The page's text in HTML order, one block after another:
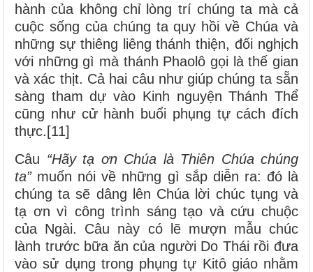
hành của không chỉ lòng trí chúng ta mà cả
cuộc sống của chúng ta quy hồi về Chúa và
những sự thiêng liêng thánh thiện, đối nghịch
với những gì mà thánh Phaolô gọi là thế gian
và xác thịt. Cả hai câu như giúp chúng ta sẵn
sàng tham dự vào Kinh nguyện Thánh Thể
cũng như cử hành buổi phụng tự cách đích
thực.[11]
Câu “Hãy tạ ơn Chúa là Thiên Chúa chúng
ta”muốn nói về những gì sắp diễn ra: đó là
chúng ta sẽ dâng lên Chúa lời chúc tụng và
tạ ơn vì công trình sáng tạo và cứu chuộc
của Ngài. Câu này có lẽ mượn mẫu chúc
lành trước bữa ăn của người Do Thái rồi đưa
vào sử dụng trong phụng tự Kitô giáo nhằm